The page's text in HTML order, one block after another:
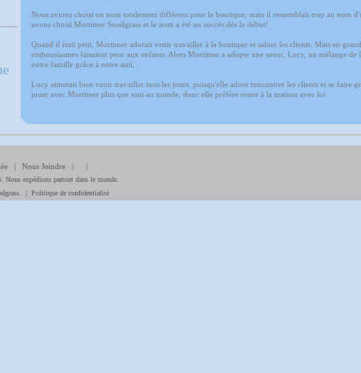
Nous avions choisi un nom totalement différent pour la boutique, mais il ressemblait trop au nom
avons choisi Mortimer Snodgrass et le nom a été un succès dès le début!
Quand il était petit, Mortimer adorait venir travailler à la boutique et saluer les clients. Mais en
enthousiasmes faisaient peur aux enfants. Alors Mortimer a adopté une soeur, Lucy, un mélange
notre famille grâce à notre ami, .
Lucy aimerait bien venir travailler tous les jours, puisqu'elle adore rencontrer les clients et se faire
jouer avec Mortimer plus que tout au monde, donc elle préfère rester à la maison avec lui.
| Nous Joindre| |
Nous expédions partout dans le monde.
| Politique de confidentialité